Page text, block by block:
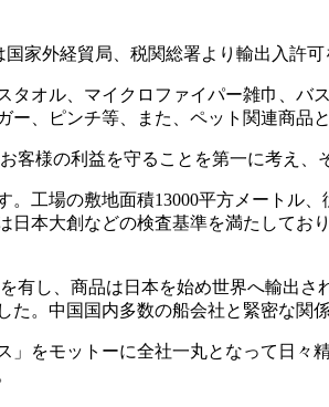
外経貿局、税関総署より輸出入許可
オル、マイクロファイパー雑巾、バ
、ピンチ等、また、ペット関連商品
様の利益を守ることを第一に考え、
工場の敷地面積13000平方メートル
日本大創などの検査基準を満たして
し、商品は日本を始め世界へ輸出
。中国国内多数の船会社と緊密な
をモットーに全社一丸となって日々